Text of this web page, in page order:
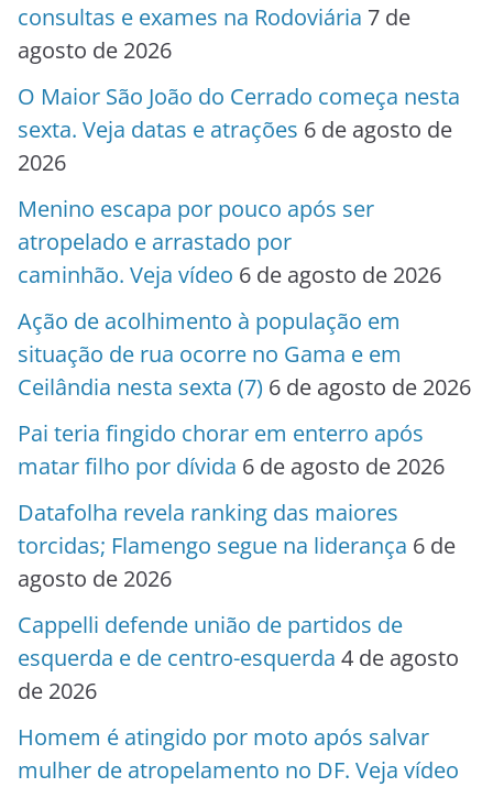
consultas e exames na Rodoviária 7 de
agosto de 2026
O Maior São João do Cerrado começa nesta
sexta. Veja datas e atrações 6 de agosto de
2026
Menino escapa por pouco após ser
atropelado e arrastado por
caminhão. Veja vídeo 6 de agosto de 2026
Ação de acolhimento à população em
situação de rua ocorre no Gama e em
Ceilândia nesta sexta (7) 6 de agosto de 2026
Pai teria fingido chorar em enterro após
matar filho por dívida 6 de agosto de 2026
Datafolha revela ranking das maiores
torcidas; Flamengo segue na liderança 6 de
agosto de 2026
Cappelli defende união de partidos de
esquerda e de centro-esquerda 4 de agosto
de 2026
Homem é atingido por moto após salvar
mulher de atropelamento no DF. Veja vídeo